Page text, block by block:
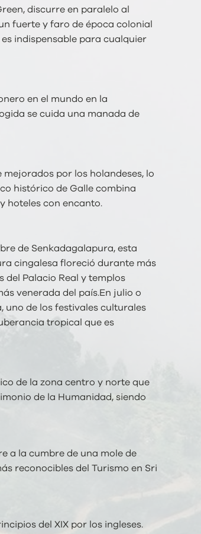
discurre en paralelo al
fuerte y faro de época colonial
indispensable para cualquier
en el mundo en la
se cuida una manada de
por los holandeses, lo
histórico de Galle combina
hoteles con encanto.
de Senkadagalapura, esta
cingalesa floreció durante más
del Palacio Real y templos
venerada del país.En julio o
uno de los festivales culturales
tropical que es
de la zona centro y norte que
de la Humanidad, siendo
a la cumbre de una mole de
reconocibles del Turismo en Sri
del XIX por los ingleses.